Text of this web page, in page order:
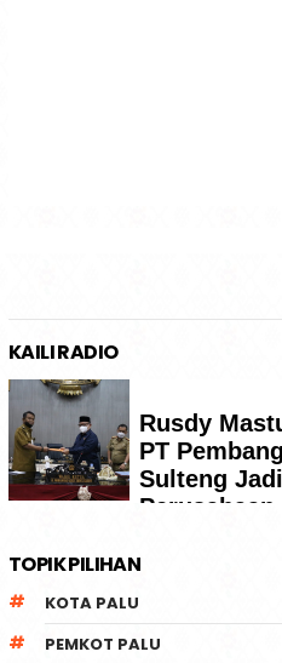
KAILI RADIO
TOPIK PILIHAN
KOTA PALU
PEMKOT PALU